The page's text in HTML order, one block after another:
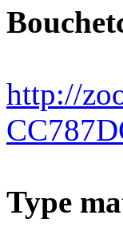
http://
Type